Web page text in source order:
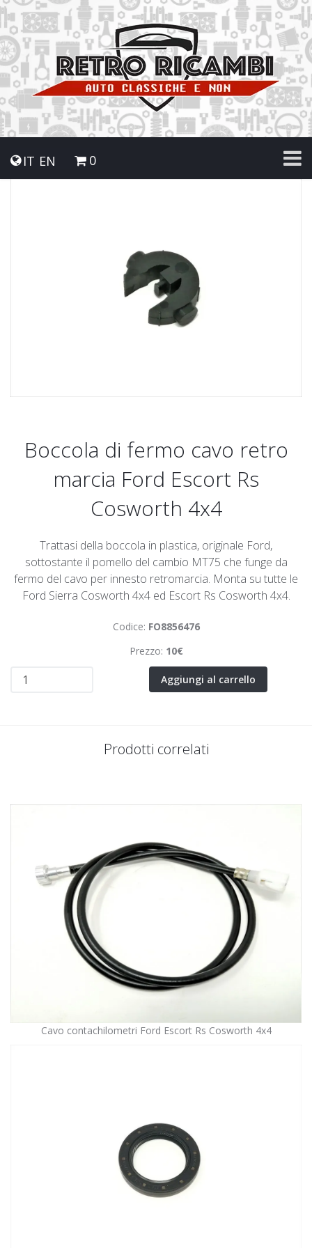
IT EN 0
Boccola di fermo cavo retro
marcia Ford Escort Rs
Cosworth 4x4
Trattasi della boccola in plastica, originale Ford,
sottostante il pomello del cambio MT75 che funge da
fermo del cavo per innesto retromarcia. Monta su tutte le
Ford Sierra Cosworth 4x4 ed Escort Rs Cosworth 4x4.
Codice: FO8856476
Prezzo: 10€
Aggiungi al carrello
Prodotti correlati
Cavo contachilometri Ford Escort Rs Cosworth 4x4